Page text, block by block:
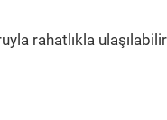
rahatlıkla